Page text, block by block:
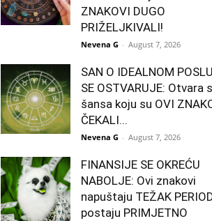
ZNAKOVI DUGO
PRIŽELJKIVALI!
Nevena G - August 7, 2026
SAN O IDEALNOM POSLU
SE OSTVARUJE: Otvara
šansa koju su OVI
ČEKALI...
Nevena G - August 7, 2026
FINANSIJE SE OKREĆU
NABOLJE: Ovi znakovi
napuštaju TEŽAK
postaju PRIMJETNO